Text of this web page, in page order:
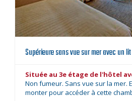
Supérieure sans vue sur mer avec un
Située au 3e étage de l'hôtel
Non fumeur. Sans vue sur la mer.
monter pour accéder à cette